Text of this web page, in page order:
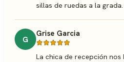
sillas de ruedas a la
G
Grise Garcia
La chica de recepción